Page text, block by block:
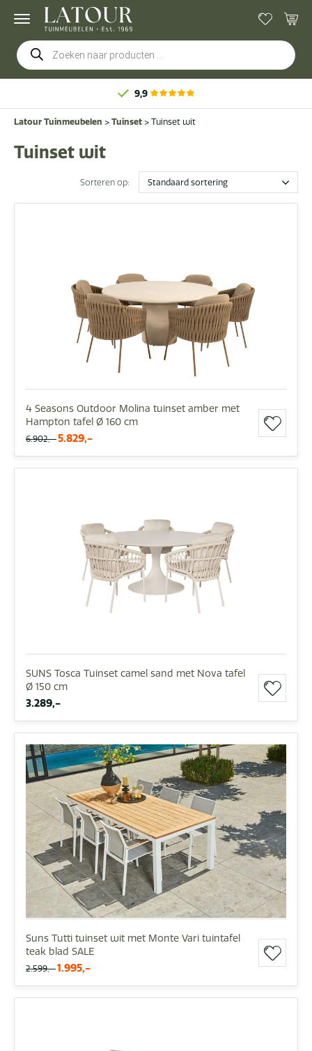
Producten
zoeken
9,9
Latour Tuinmeubelen > Tuinset > Tuinset wit
Tuinset wit
Sorteren op:
4 Seasons Outdoor Molina tuinset amber met
Hampton tafel Ø 160 cm
6.902,- 5.829,-
SUNS Tosca Tuinset camel sand met Nova tafel
Ø 150 cm
3.289,-
Suns Tutti tuinset wit met Monte Vari tuintafel
teak blad SALE
2.599,- 1.995,-